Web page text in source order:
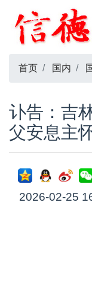
首页 国内
讣告：吉
父安息主
2026-02-25